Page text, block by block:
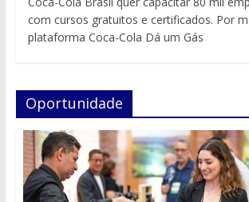
com cursos gratuitos e certificados. Por
plataforma Coca-Cola Dá um Gás
Oportunidade